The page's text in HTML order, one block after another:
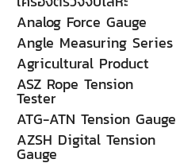
Analog Force Gauge
Angle Measuring Series
Agricultural Product
ASZ Rope Tension
Tester
ATG-ATN Tension Gauge
AZSH Digital Tension
Gauge